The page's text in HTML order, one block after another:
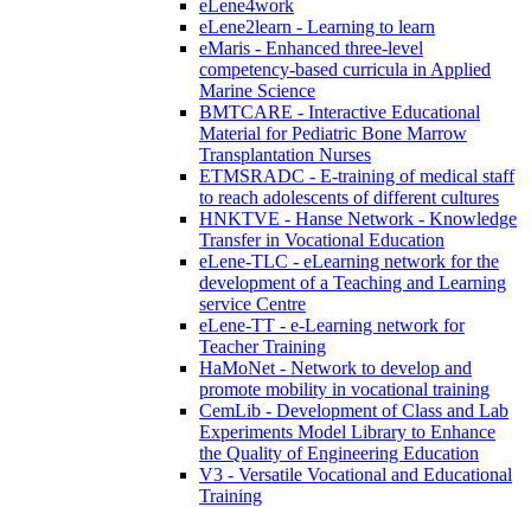
eLene4work
eLene2learn - Learning to learn
eMaris - Enhanced three-level
competency-based curricula in Applied
Marine Science
BMTCARE - Interactive Educational
Material for Pediatric Bone Marrow
Transplantation Nurses
ETMSRADC - E-training of medical staff
to reach adolescents of different cultures
HNKTVE - Hanse Network - Knowledge
Transfer in Vocational Education
eLene-TLC - eLearning network for the
development of a Teaching and Learning
service Centre
eLene-TT - e-Learning network for
Teacher Training
HaMoNet - Network to develop and
promote mobility in vocational training
CemLib - Development of Class and Lab
Experiments Model Library to Enhance
the Quality of Engineering Education
V3 - Versatile Vocational and Educational
Training